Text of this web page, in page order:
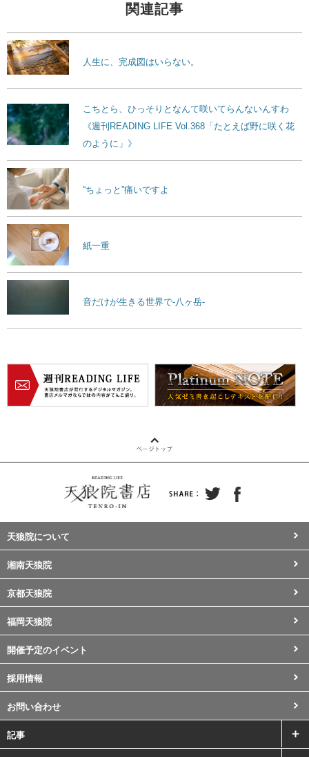
関連記事
人生に、完成図はいらない。
こちとら、ひっそりとなんて咲いてらんないんすわ
《週刊READING LIFE Vol.368「たとえば野に咲く花
のように」》
“ちょっと”痛いですよ
紙一重
音だけが生きる世界で-八ヶ岳-
天狼院について
湘南天狼院
京都天狼院
福岡天狼院
開催予定のイベント
採用情報
お問い合わせ
記事